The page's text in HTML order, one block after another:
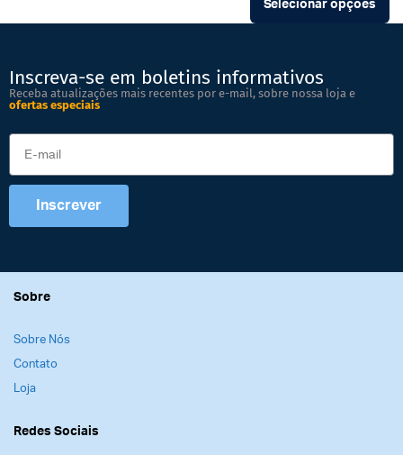
Selecionar opções
Inscreva-se em boletins informativos
Receba atualizações mais recentes por e-mail, sobre nossa loja e
ofertas especiais
Inscrever
Sobre
Sobre Nós
Contato
Loja
Redes Sociais